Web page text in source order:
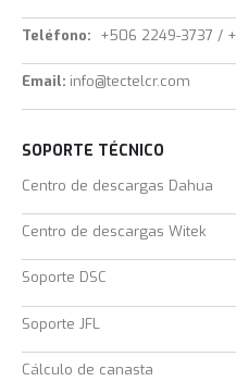
Teléfono: +506 2249-3737 /
Email: info@tectelcr.com
SOPORTE TÉCNICO
Centro de descargas Dahua
Centro de descargas Witek
Soporte DSC
Soporte JFL
Cálculo de canasta